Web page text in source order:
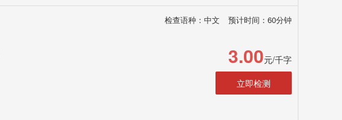
检查语种：中文 预计时间：60分钟
3.00元/千字
立即检测